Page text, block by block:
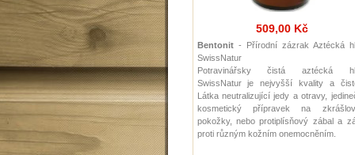
509,00 Kč
Bentonit- Přírodní zázrak Aztécká
SwissNatur
Potravinářsky čistá aztécká
SwissNatur je nejvyšší kvality a
Látka neutralizující jedy a otravy,
kosmetický přípravek na
pokožky, nebo protiplísňový zábal a
proti různým kožním onemocněním.